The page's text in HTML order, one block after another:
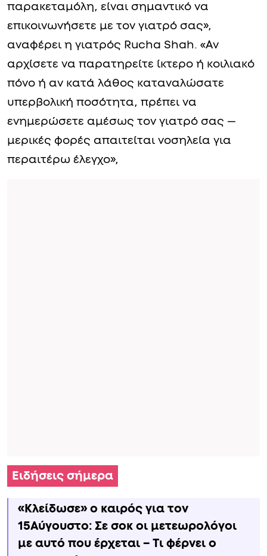
παρακεταμόλη, είναι σημαντικό να
επικοινωνήσετε με τον γιατρό σας»,
αναφέρει η γιατρός Rucha Shah. «Αν
αρχίσετε να παρατηρείτε ίκτερο ή κοιλιακό
πόνο ή αν κατά λάθος καταναλώσατε
υπερβολική ποσότητα, πρέπει να
ενημερώσετε αμέσως τον γιατρό σας —
μερικές φορές απαιτείται νοσηλεία για
περαιτέρω έλεγχο»,
Ειδήσεις σήμερα
«Κλείδωσε» ο καιρός για τον
15Αύγουστο: Σε σοκ οι μετεωρολόγοι
με αυτό που έρχεται – Τι φέρνει ο